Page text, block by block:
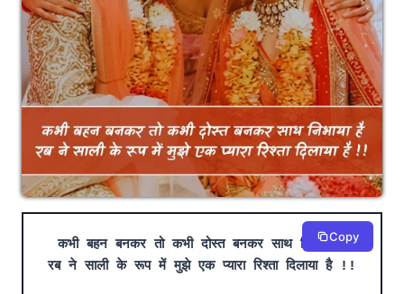
कभी बहन बनकर तो कभी दोस्त बनकर साथ निभाया है
रब ने साली के रूप में मुझे एक प्यारा रिश्ता दिलाया है !!
Copy